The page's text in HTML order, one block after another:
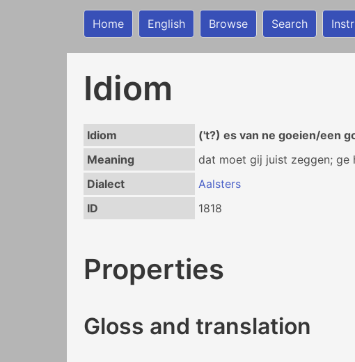
Home English Browse Search
Idiom
Idiom
('t?) es van ne goeien/een
Meaning
dat moet gij juist zeggen;
Dialect
Aalsters
ID
1818
Properties
Gloss and translation